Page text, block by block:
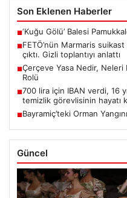
Son Eklenen Haberler
■‘Kuğu Gölü’ Balesi
■FETÖ’nün Marmaris
çıktı. Gizli toplantıyı anlattı
■Çerçeve Yasa Nedir,
Rolü
■700 lira için IBAN verdi, 16
temizlik görevlisinin hayatı
■Bayramiç’teki Orman
Güncel